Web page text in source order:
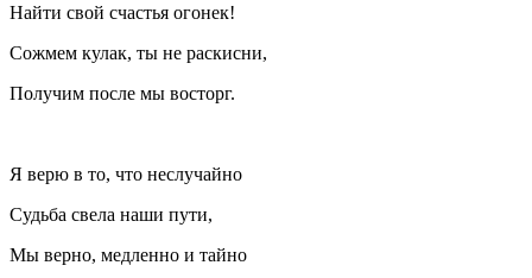
Найти свой счастья огонек!
Сожмем кулак, ты не раскисни,
Получим после мы восторг.
Я верю в то, что неслучайно
Судьба свела наши пути,
Мы верно, медленно и тайно